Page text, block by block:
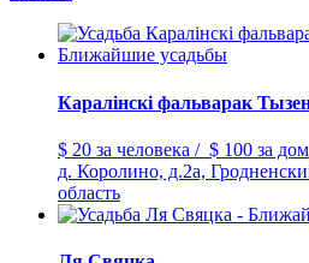
Каралiнскi фальварак
$ 20 за человека / $ 100 за дом
д. Королино, д.2а,
область